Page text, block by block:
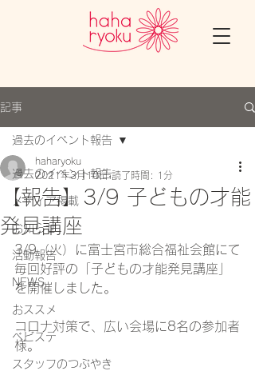
記事
過去のイベント報告
メディア掲載
お知らせ
活動報告
NEWS
おススメ
ベビステ
スタッフのつぶやき
過去のイベント報告
【報告】3/9 子どもの才能
発見講座
haharyoku
2021年3月10日 読了時間: 1分
3/9（火）に富士宮市総合福祉会館にて
毎回好評の「子どもの才能発見講座」
を開催しました。
コロナ対策で、広い会場に8名の参加者
様。